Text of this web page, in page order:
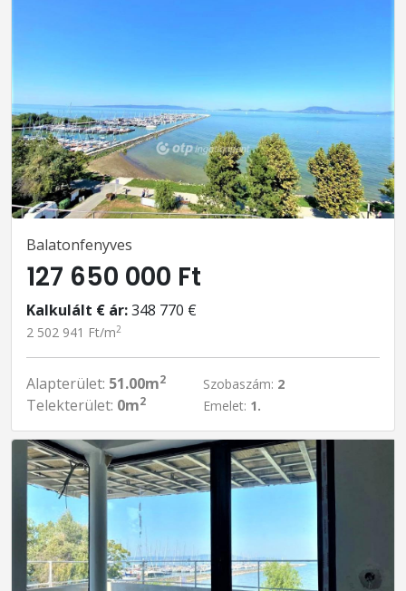
Balatonfenyves
127 650 000 Ft
Kalkulált € ár:348 770 €
2 502 941 Ft/m2
Alapterület: 51.00m2
Telekterület: 0m2
Szobaszám: 2
Emelet: 1.